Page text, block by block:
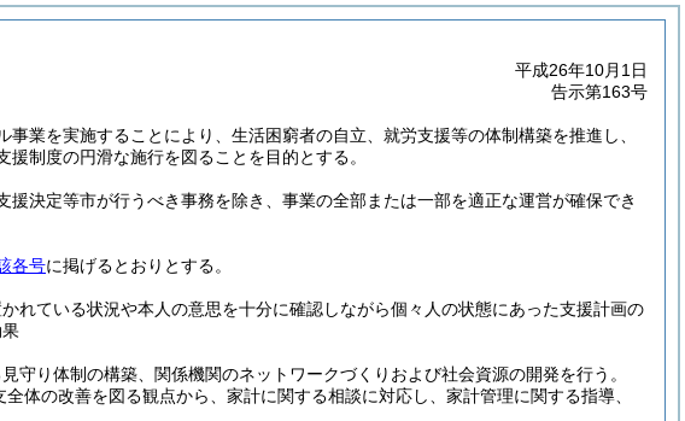
平成26年10月1日
告示第163号
業を実施することにより、生活困窮者の自立、就労支援等の体制構築を推進し、
援制度の円滑な施行を図ることを目的とする。
決定等市が行うべき事務を除き、事業の全部または一部を適正な運営が確保でき
各号に掲げるとおりとする。
れている状況や本人の意思を十分に確認しながら個々人の状態にあった支援計画の
り体制の構築、関係機関のネットワークづくりおよび社会資源の開発を行う。
の改善を図る観点から、家計に関する相談に対応し、家計管理に関する指導、